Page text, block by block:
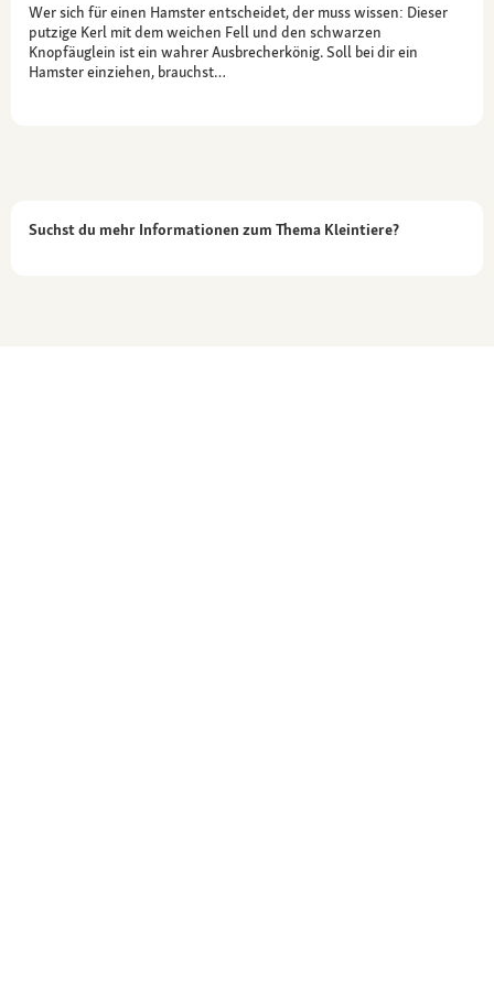
Wer sich für einen Hamster entscheidet, der muss wissen: Dieser
putzige Kerl mit dem weichen Fell und den schwarzen
Knopfäuglein ist ein wahrer Ausbrecherkönig. Soll bei dir ein
Hamster einziehen, brauchst…
Suchst du mehr Informationen zum Thema Kleintiere?